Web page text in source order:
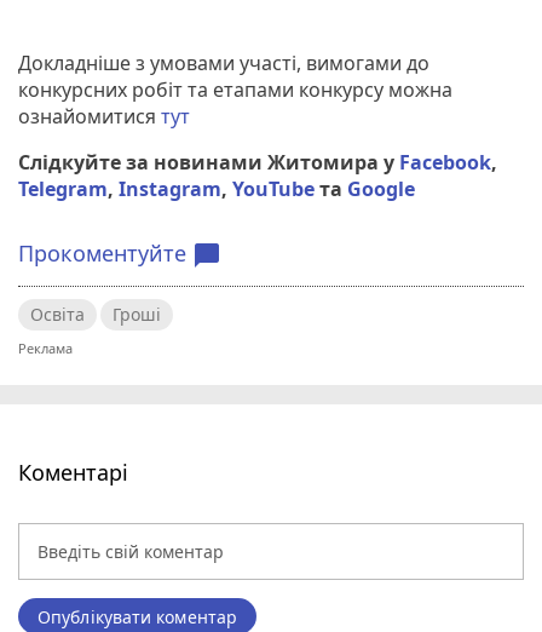
Докладніше з умовами участі, вимогами до
конкурсних робіт та етапами конкурсу можна
ознайомитися тут
Слідкуйте за новинами Житомира у Facebook,
Telegram, Instagram, YouTubeта Google
Прокоментуйте chat_bubble
Освіта Гроші
Коментарі
Опублікувати коментар